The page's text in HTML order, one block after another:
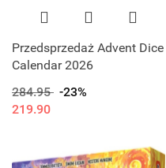
Przedsprzedaż Advent Dice
Calendar 2026
284.95 -23%
219.90